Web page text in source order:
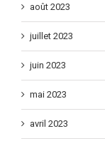
août 2023
juillet 2023
juin 2023
mai 2023
avril 2023